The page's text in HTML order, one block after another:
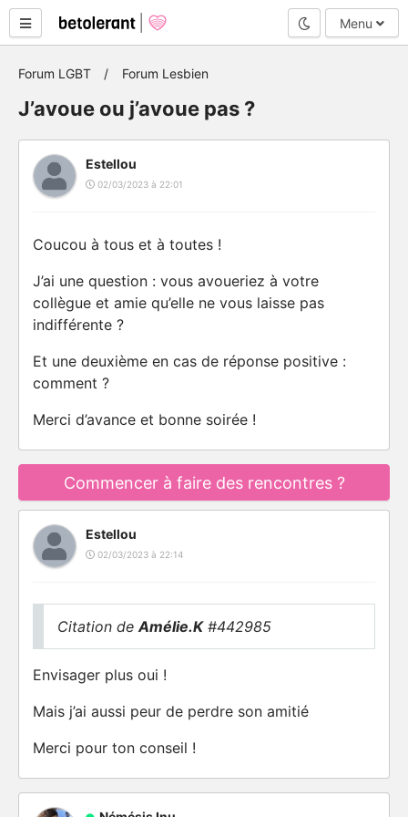
Mode nuit
Menu
Forum LGBT Forum Lesbien
J’avoue ou j’avoue pas ?
Estellou
02/03/2023 à 22:01
Coucou à tous et à toutes !
J’ai une question : vous avoueriez à votre
collègue et amie qu’elle ne vous laisse pas
indifférente ?
Et une deuxième en cas de réponse positive :
comment ?
Merci d’avance et bonne soirée !
Commencer à faire des rencontres ?
Estellou
02/03/2023 à 22:14
Citation deAmélie.K#442985
Envisager plus oui !
Mais j’ai aussi peur de perdre son amitié
Merci pour ton conseil !